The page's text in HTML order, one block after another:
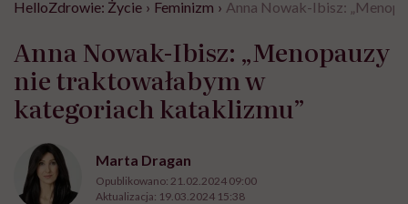
HelloZdrowie: Życie › Feminizm › Anna Nowak-Ibisz:
Anna Nowak-Ibisz: „Menopauzy
nie traktowałabym w
kategoriach kataklizmu”
Marta Dragan
Opublikowano: 21.02.2024 09:00
Aktualizacja: 19.03.2024 15:38